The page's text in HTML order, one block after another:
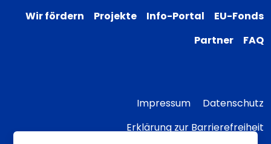
Wir fördern Projekte Info-Portal
EU-Fonds
Partner
FAQ
Impressum
Datenschutz
Erklärung zur Barrierefreiheit